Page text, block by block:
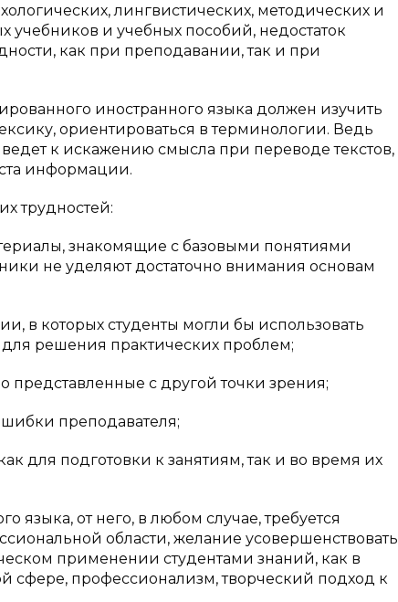
лингвистических, методических и
учебников и учебных пособий, недостаток
как при преподавании, так и при
иностранного языка должен изучить
ориентироваться в терминологии. Ведь
ведет к искажению смысла при переводе текстов,
информации.
трудностей:
знакомящие с базовыми понятиями
не уделяют достаточно внимания основам
в которых студенты могли бы использовать
решения практических проблем;
представленные с другой точки зрения;
преподавателя;
для подготовки к занятиям, так и во время их
языка, от него, в любом случае, требуется
области, желание усовершенствовать
применении студентами знаний, как в
сфере, профессионализм, творческий подход к